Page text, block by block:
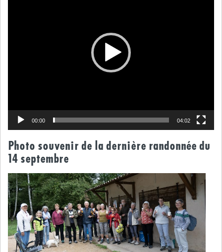
00:00 04:02
Photo souvenir de la dernière randonnée du
14 septembre